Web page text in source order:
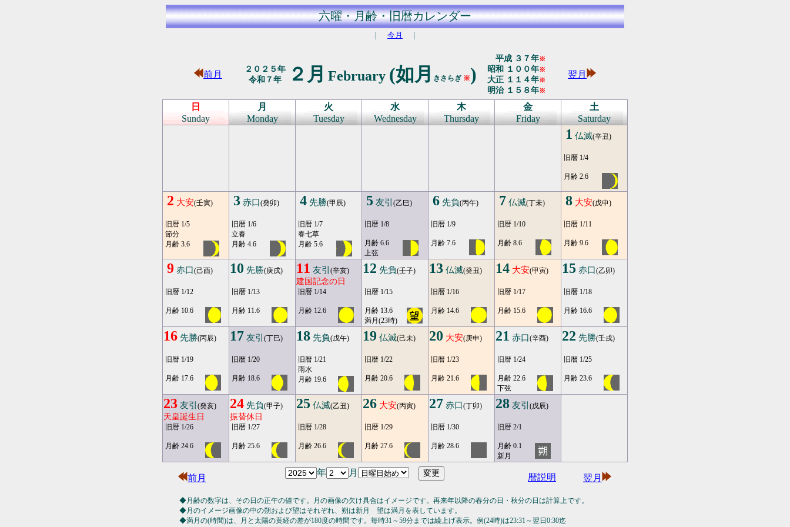
六曜・月齢・旧暦カレンダー
｜ 今月 ｜
前月
２０２５年
令和７年
２月 February (如月 きさらぎ ※)
平成 ３７年※
昭和 １００年※
大正 １１４年※
明治 １５８年※
翌月
日
Sunday
月
Monday
火
Tuesday
水
Wednesday
木
Thursday
金
Friday
土
Saturday
1 仏滅(辛丑)
旧暦 1/4
月齢 2.6
2 大安(壬寅)
旧暦 1/5
節分
月齢 3.6
3 赤口(癸卯)
旧暦 1/6
立春
月齢 4.6
4 先勝(甲辰)
旧暦 1/7
春七草
月齢 5.6
5 友引 (乙巳)
旧暦 1/8
月齢 6.6
上弦
6 先負(丙午)
旧暦 1/9
月齢 7.6
7 仏滅(丁未)
旧暦 1/10
月齢 8.6
8 大安(戊申)
旧暦 1/11
月齢 9.6
9 赤口(己酉)
旧暦 1/12
月齢 10.6
10 先勝(庚戌)
旧暦 1/13
月齢 11.6
11 友引 (辛亥)
建国記念の日
旧暦 1/14
月齢 12.6
12 先負(壬子)
旧暦 1/15
月齢 13.6
満月(23時)
13 仏滅(癸丑)
旧暦 1/16
月齢 14.6
14 大安(甲寅)
旧暦 1/17
月齢 15.6
15 赤口(乙卯)
旧暦 1/18
月齢 16.6
16 先勝(丙辰)
旧暦 1/19
月齢 17.6
17 友引 (丁巳)
旧暦 1/20
月齢 18.6
18 先負(戊午)
旧暦 1/21
雨水
月齢 19.6
19 仏滅(己未)
旧暦 1/22
月齢 20.6
20 大安(庚申)
旧暦 1/23
月齢 21.6
21 赤口(辛酉)
旧暦 1/24
月齢 22.6
下弦
22 先勝(壬戌)
旧暦 1/25
月齢 23.6
23 友引 (癸亥)
天皇誕生日
旧暦 1/26
月齢 24.6
24 先負(甲子)
振替休日
旧暦 1/27
月齢 25.6
25 仏滅(乙丑)
旧暦 1/28
月齢 26.6
26 大安(丙寅)
旧暦 1/29
月齢 27.6
27 赤口(丁卯)
旧暦 1/30
月齢 28.6
28 友引 (戊辰)
旧暦 2/1
月齢 0.1
新月
前月
年 月 暦説明 翌月
◆月齢の数字は、その日の正午の値です。月の画像の欠け具合はイメージです。再来年以降の春分の日・秋分の日は計算上です。
◆月のイメージ画像の中の朔および望はそれぞれ、朔は新月 望は満月を表しています。
◆満月の(時間)は、月と太陽の黄経の差が180度の時間です。毎時31～59分までは繰上げ表示。例(24時)は23:31～翌日0:30迄